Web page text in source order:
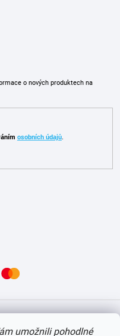
umožnili pohodlné
o nových produktech na
osobních údajů.